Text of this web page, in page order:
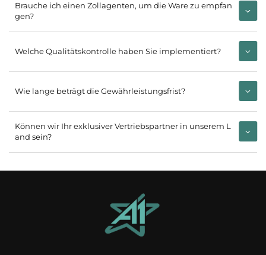
Brauche ich einen Zollagenten, um die Ware zu empfan
gen?
Welche Qualitätskontrolle haben Sie implementiert?
Wie lange beträgt die Gewährleistungsfrist?
Können wir Ihr exklusiver Vertriebspartner in unserem L
and sein?